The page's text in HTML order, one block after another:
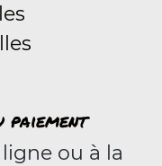
paiement
ou à la